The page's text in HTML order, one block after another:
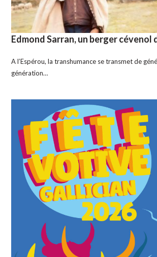
Edmond Sarran, un berger cévenol
A l’Espérou, la transhumance se transmet de
génération…